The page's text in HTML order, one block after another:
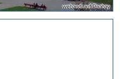
webandi auf Pixabay